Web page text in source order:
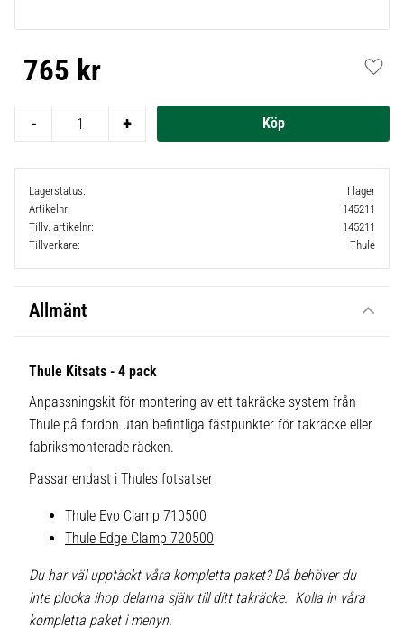
765 kr
+
-
Lagerstatus
I lager
Artikelnr
145211
Tillv. artikelnr
145211
Tillverkare
Thule
Allmänt
Thule Kitsats - 4 pack
Anpassningskit för montering av ett takräcke system från
Thule på fordon utan befintliga fästpunkter för takräcke eller
fabriksmonterade räcken.
Passar endast i Thules fotsatser
Thule Evo Clamp 710500
Thule Edge Clamp 720500
Du har väl upptäckt våra kompletta paket? Då behöver du
inte plocka ihop delarna själv till ditt takräcke. Kolla in våra
kompletta paket i menyn.